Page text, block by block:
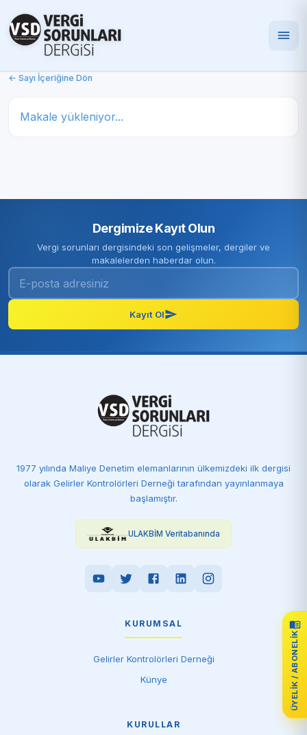
ÜYELIK / ABONELIK
← Sayı İçeriğine Dön
Makale yükleniyor...
Dergimize Kayıt Olun
Vergi sorunları dergisindeki son gelişmeler, dergiler ve
makalelerden haberdar olun.
Kayıt Ol
1977 yılında Maliye Denetim elemanlarının ülkemizdeki ilk dergisi
olarak Gelirler Kontrolörleri Derneği tarafından yayınlanmaya
başlamıştır.
ULAKBİM Veritabanında
KURUMSAL
Gelirler Kontrolörleri Derneği
Künye
KURULLAR